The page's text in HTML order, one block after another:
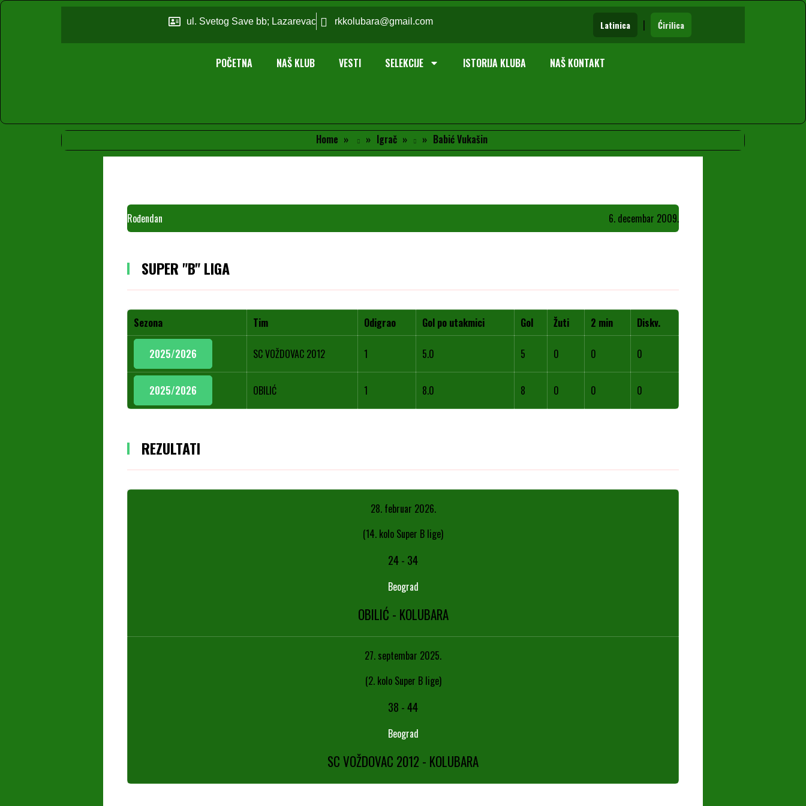
ul. Svetog Save bb; Lazarevac rkkolubara@gmail.com Latinica | Ćirilica
POČETNA NAŠ KLUB VESTI SELEKCIJE ISTORIJA KLUBA NAŠ KONTAKT
Home Igrač Babić Vukašin
Rođendan 6. decembar 2009.
SUPER "B" LIGA
Sezona Tim Odigrao Gol po utakmici Gol Žuti 2 min Diskv.
2025/2026 SC VOŽDOVAC 2012 1 5.0 5 0 0 0
2025/2026 OBILIĆ 1 8.0 8 0 0 0
REZULTATI
28. februar 2026.
(14. kolo Super B lige)
24- 34
Beograd
OBILIĆ - KOLUBARA
27. septembar 2025.
(2. kolo Super B lige)
38 -44
Beograd
SC VOŽDOVAC 2012 - KOLUBARA